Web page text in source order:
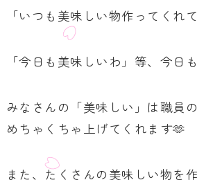
「いつも美味しい物作ってくれ
「今日も美味しいわ」等、今日
みなさんの「美味しい」は職員
めちゃくちゃ上げてくれます🫶
また、たくさんの美味しい物を